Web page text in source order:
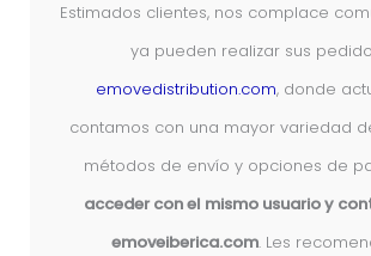
Estimados clientes, nos complace
ya pueden realizar sus
emovedistribution.com, donde
contamos con una mayor variedad
métodos de envío y opciones de
acceder con el mismo usuario y
emoveiberica.com. Les